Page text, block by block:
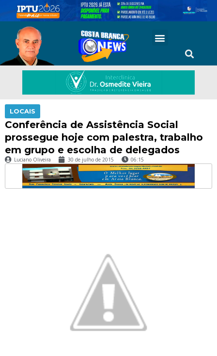
LOCAIS
Conferência de Assistência Social
prossegue hoje com palestra, trabalho
em grupo e escolha de delegados
Luciano Oliveira 30 de julho de 2015 06:15